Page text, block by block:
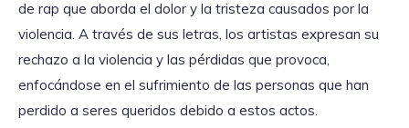
de rap que aborda el dolor y la tristeza causados por la
violencia. A través de sus letras, los artistas expresan su
rechazo a la violencia y las pérdidas que provoca,
enfocándose en el sufrimiento de las personas que han
perdido a seres queridos debido a estos actos.